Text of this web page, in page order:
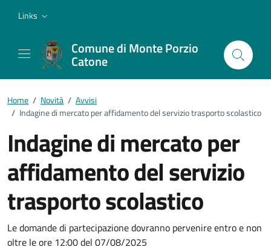
Links
Comune di Monte Porzio
Catone
Home / Novità / Avvisi
/ Indagine di mercato per affidamento del servizio trasporto scolastico
Indagine di mercato per
affidamento del servizio
trasporto scolastico
Dettagli della notizia
Le domande di partecipazione dovranno pervenire entro e non
oltre le ore 12:00 del 07/08/2025